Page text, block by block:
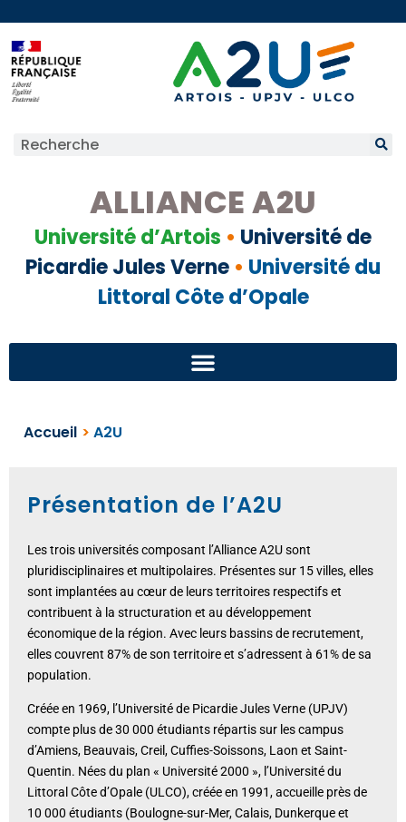
ALLIANCE A2U
Université d’Artois • Université de
Picardie Jules Verne • Université du
Littoral Côte d’Opale
Accueil > A2U
Présentation de l’A2U
Les trois universités composant l’Alliance A2U sont
pluridisciplinaires et multipolaires. Présentes sur 15 villes, elles
sont implantées au cœur de leurs territoires respectifs et
contribuent à la structuration et au développement
économique de la région. Avec leurs bassins de recrutement,
elles couvrent 87% de son territoire et s’adressent à 61% de sa
population.
Créée en 1969, l’Université de Picardie Jules Verne (UPJV)
compte plus de 30 000 étudiants répartis sur les campus
d’Amiens, Beauvais, Creil, Cuffies-Soissons, Laon et Saint-
Quentin. Nées du plan « Université 2000 », l’Université du
Littoral Côte d’Opale (ULCO), créée en 1991, accueille près de
10 000 étudiants (Boulogne-sur-Mer, Calais, Dunkerque et